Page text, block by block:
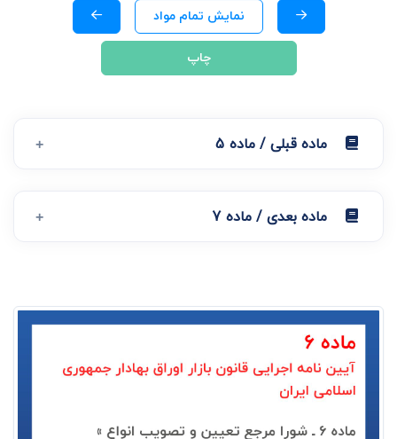
نمایش تمام مواد
چاپ
ماده قبلی / ماده 5
ماده بعدی / ماده 7